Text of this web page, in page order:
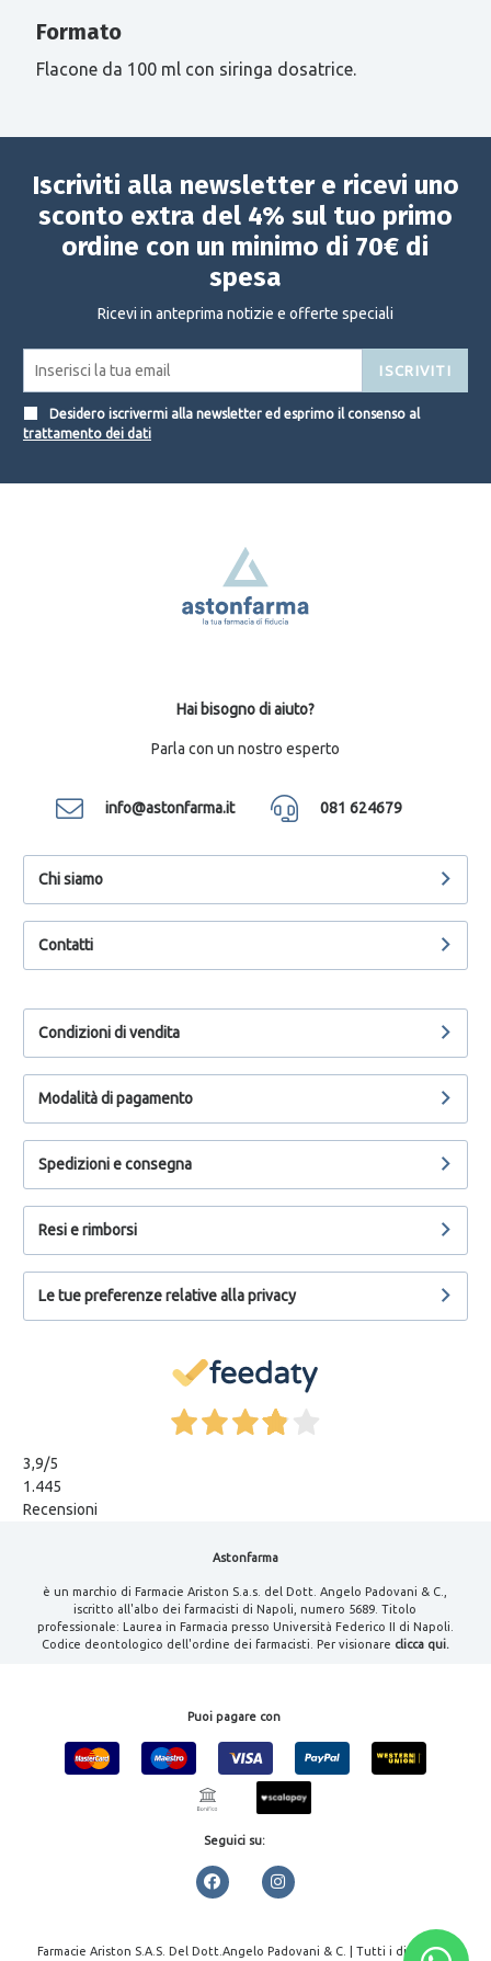
Formato
Flacone da 100 ml con siringa dosatrice.
Iscriviti alla newsletter e ricevi uno
sconto extra del 4% sul tuo primo
ordine con un minimo di 70€ di
spesa
Ricevi in anteprima notizie e offerte speciali
ISCRIVITI
Desidero iscrivermi alla newsletter ed esprimo il consenso al
trattamento dei dati
Hai bisogno di aiuto?
Parla con un nostro esperto
info@astonfarma.it 081 624679
Chi siamo
Contatti
Condizioni di vendita
Modalità di pagamento
Spedizioni e consegna
Resi e rimborsi
Le tue preferenze relative alla privacy
3,9/5
1.445
Recensioni
Astonfarma
è un marchio di Farmacie Ariston S.a.s. del Dott. Angelo Padovani & C.,
iscritto all'albo dei farmacisti di Napoli, numero 5689. Titolo
professionale: Laurea in Farmacia presso Università Federico II di Napoli.
Codice deontologico dell'ordine dei farmacisti. Per visionare clicca qui.
Puoi pagare con
Seguici su:
Farmacie Ariston S.A.S. Del Dott.Angelo Padovani & C. | Tutti i diritti